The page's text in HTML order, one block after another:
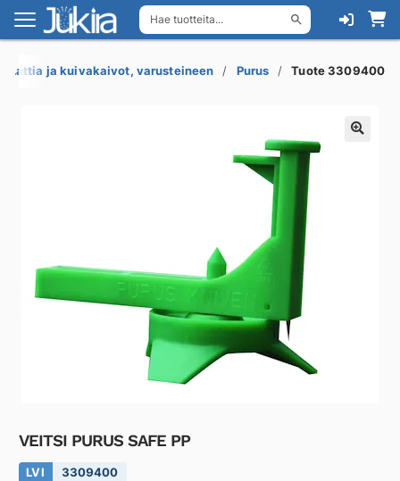
Hae tuotteita...
Siirry
navigointiin
Siirry
sisältöön
Lattia ja kuivakaivot, varusteineen Purus Tuote 3309400
VEITSI PURUS SAFE PP
LVI 3309400